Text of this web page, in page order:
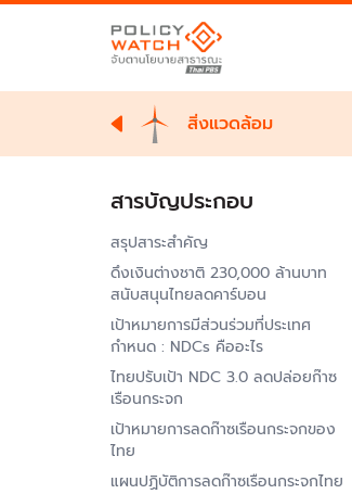
สิ่งแวดล้อม
สารบัญประกอบ
สรุปสาระสำคัญ
ดึงเงินต่างชาติ 230,000 ล้านบาท
สนับสนุนไทยลดคาร์บอน
เป้าหมายการมีส่วนร่วมที่ประเทศ
กำหนด : NDCs คืออะไร
ไทยปรับเป้า NDC 3.0 ลดปล่อยก๊าซ
เรือนกระจก
เป้าหมายการลดก๊าซเรือนกระจกของ
ไทย
แผนปฏิบัติการลดก๊าซเรือนกระจกไทย